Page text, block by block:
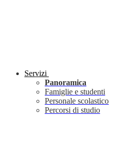
Servizi
Panoramica
Famiglie e studenti
Personale scolastico
Percorsi di studio